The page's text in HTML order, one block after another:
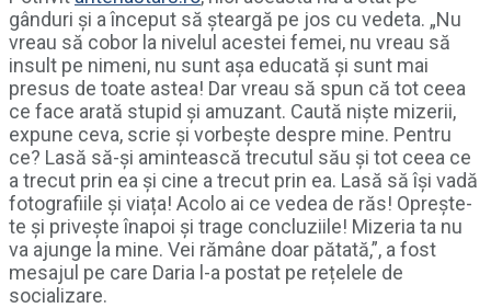
gânduri și a început să șteargă pe jos cu vedeta. „Nu
vreau să cobor la nivelul acestei femei, nu vreau să
insult pe nimeni, nu sunt așa educată și sunt mai
presus de toate astea! Dar vreau să spun că tot ceea
ce face arată stupid și amuzant. Caută niște mizerii,
expune ceva, scrie și vorbește despre mine. Pentru
ce? Lasă să-și amintească trecutul său și tot ceea ce
a trecut prin ea și cine a trecut prin ea. Lasă să își vadă
fotografiile și viața! Acolo ai ce vedea de răs! Oprește-
te și privește înapoi și trage concluziile! Mizeria ta nu
va ajunge la mine. Vei rămâne doar pătată,”, a fost
mesajul pe care Daria l-a postat pe rețelele de
socializare.